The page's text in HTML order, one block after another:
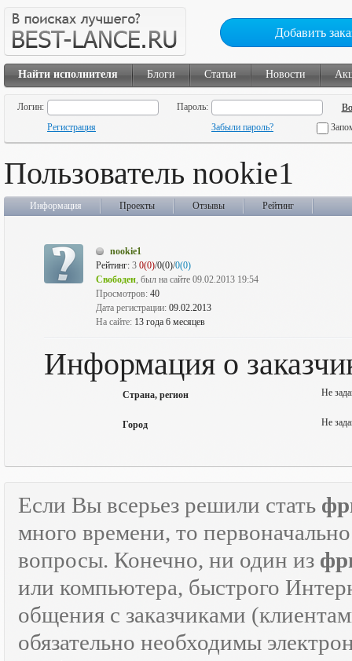
Добавить
Найти исполнителя Блоги Статьи Новости
Логин:
Пароль:
Регистрация
Забыли пароль?
Пользователь nookie1
Информация Проекты Отзывы Рейтинг
nookie1
Рейтинг: 3 0(0)/0(0)/0(0)
Свободен, был на сайте 09.02.2013 19:54
Просмотров: 40
Дата регистрации: 09.02.2013
На сайте: 13 года 6 месяцев
Информация о
Страна, регион Не
Город Не
Если Вы всерьез решили стать
много времени, то
вопросы. Конечно, ни один из
или компьютера, быстрого
общения с заказчиками
обязательно необходимы